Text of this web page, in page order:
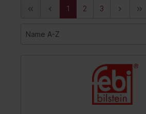
1 2 3